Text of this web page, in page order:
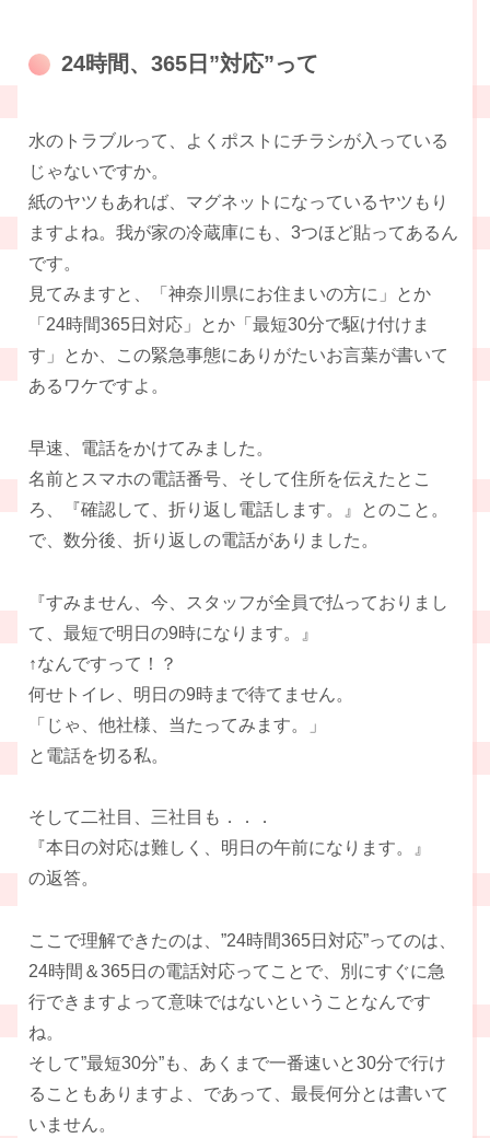
24時間、365日”対応”って
水のトラブルって、よくポストにチラシが入っている
じゃないですか。
紙のヤツもあれば、マグネットになっているヤツもり
ますよね。我が家の冷蔵庫にも、3つほど貼ってあるん
です。
見てみますと、「神奈川県にお住まいの方に」とか
「24時間365日対応」とか「最短30分で駆け付けま
す」とか、この緊急事態にありがたいお言葉が書いて
あるワケですよ。
早速、電話をかけてみました。
名前とスマホの電話番号、そして住所を伝えたとこ
ろ、『確認して、折り返し電話します。』とのこと。
で、数分後、折り返しの電話がありました。
『すみません、今、スタッフが全員で払っておりまし
て、最短で明日の9時になります。』
↑なんですって！？
何せトイレ、明日の9時まで待てません。
「じゃ、他社様、当たってみます。」
と電話を切る私。
そして二社目、三社目も．．．
『本日の対応は難しく、明日の午前になります。』
の返答。
ここで理解できたのは、”24時間365日対応”ってのは、
24時間＆365日の電話対応ってことで、別にすぐに急
行できますよって意味ではないということなんです
ね。
そして”最短30分”も、あくまで一番速いと30分で行け
ることもありますよ、であって、最長何分とは書いて
いません。